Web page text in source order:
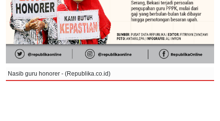
Nasib guru honorer - (Republika.co.id)